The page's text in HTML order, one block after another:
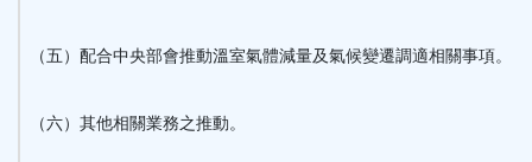
（五）配合中央部會推動溫室氣體減量及氣候變遷調適相關事項。
（六）其他相關業務之推動。